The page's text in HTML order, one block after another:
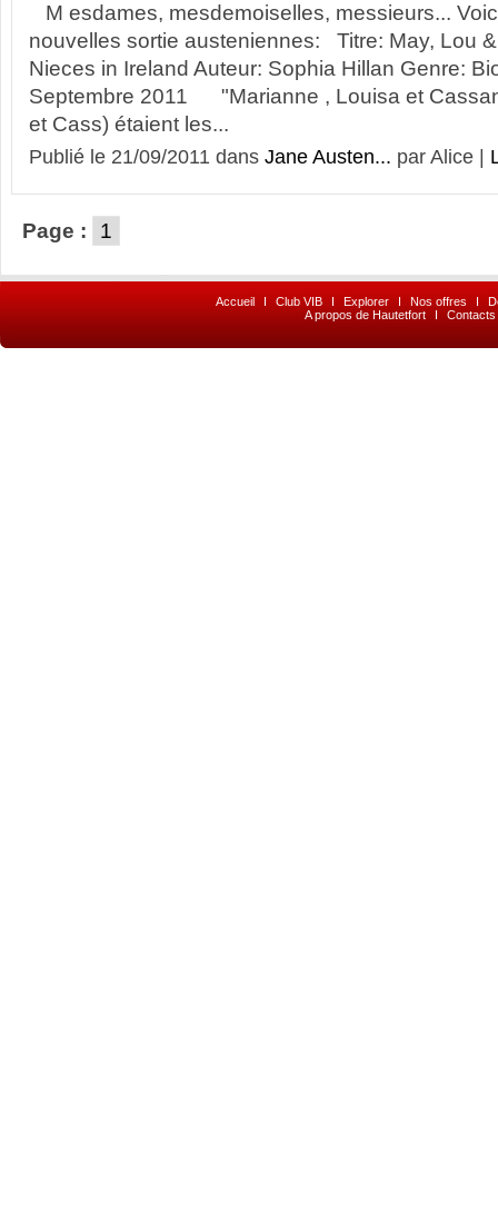
M esdames, mesdemoiselles, messieurs...
nouvelles sortie austeniennes: Titre: May, Lou
Nieces in Ireland Auteur: Sophia Hillan Genre:
Septembre 2011 "Marianne , Louisa et
et Cass) étaient les...
Publié le 21/09/2011 dans Jane Austen... par Alice |
Page : 1
Accueil I Club VIB I Explorer I Nos offres I
A propos de Hautetfort
I Contacts